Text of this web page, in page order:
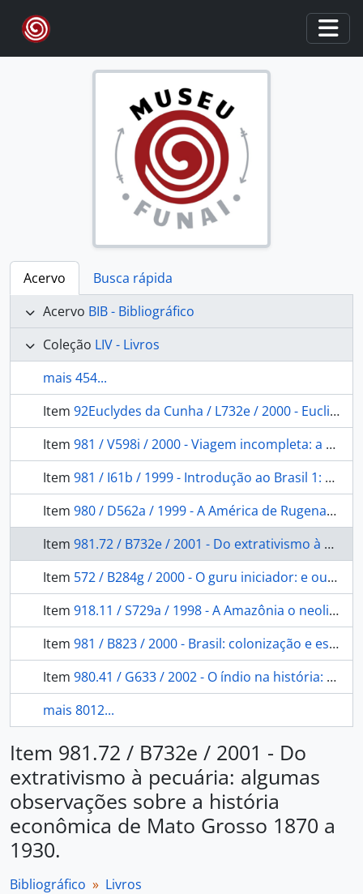
Skip to main content
Acervo
Busca rápida
Acervo BIB - Bibliográfico
Coleção LIV - Livros
mais 454...
Item 92Euclydes da Cunha / L732e / 2000 - Euclides da Cunha: contrastes e confrontos do Brasil.
Item 981 / V598i / 2000 - Viagem incompleta: a experiência brasileira 1500-2000 formação: histórias.
Item 981 / I61b / 1999 - Introdução ao Brasil 1: um banquete no trópico.
Item 980 / D562a / 1999 - A América de Rugenas: obras e documentos.
Item 981.72 / B732e / 2001 - Do extrativismo à pecuária: algumas observações sobre a história econômica de Mato Grosso 1870 a 1930.
Item 572 / B284g / 2000 - O guru iniciador: e outras variações antropológicas.
Item 918.11 / S729a / 1998 - A Amazônia o neoliberalismo e a globalização: da conquista e posse ao monopólio do capital financeiro.
Item 981 / B823 / 2000 - Brasil: colonização e escravidão.
Item 980.41 / G633 / 2002 - O índio na história: o povo Tenetehara em busca da liberdade.
mais 8012...
Item 981.72 / B732e / 2001 - Do
extrativismo à pecuária: algumas
observações sobre a história
econômica de Mato Grosso 1870 a
1930.
Bibliográfico
Livros